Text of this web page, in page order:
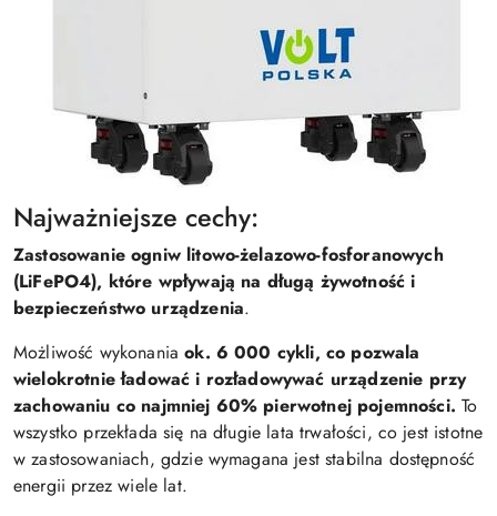
Najważniejsze cechy:
Zastosowanie ogniw litowo-żelazowo-fosforanowych
(LiFePO4), które wpływają na długą żywotność i
bezpieczeństwo urządzenia.
Możliwość wykonaniaok. 6 000 cykli, co pozwala
wielokrotnie ładować i rozładowywać urządzenie przy
zachowaniu co najmniej 60% pierwotnej pojemności. To
wszystko przekłada się na długie lata trwałości, co jest istotne
w zastosowaniach, gdzie wymagana jest stabilna dostępność
energii przez wiele lat.